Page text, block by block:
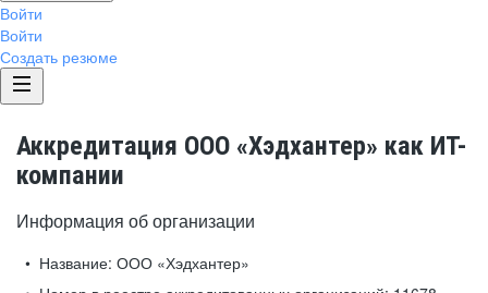
Войти
Войти
Создать резюме
Аккредитация ООО «Хэдхантер» как ИТ-
компании
Информация об организации
Название: ООО «Хэдхантер»